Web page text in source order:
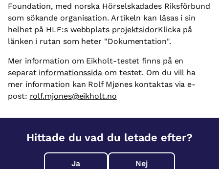
Foundation, med norska Hörselskadades Riksförbund
som sökande organisation. Artikeln kan läsas i sin
helhet på HLF:s webbplats projektsidorKlicka på
länken i rutan som heter "Dokumentation".
Mer information om Eikholt-testet finns på en
separat informationssida om testet. Om du vill ha
mer information kan Rolf Mjønes kontaktas via e-
post: rolf.mjones@eikholt.no
Hittade du vad du letade efter?
Ja Nej